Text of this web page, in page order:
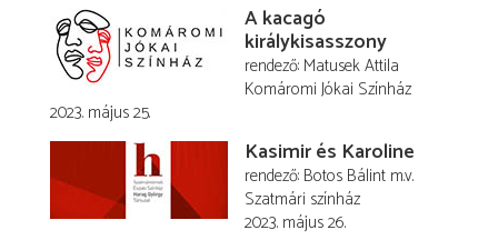
A kacagó
királykisasszony
rendező Matusek Attila
Komáromi Jókai Színház
2023. május 25.
Kasimir és Karoline
rendező Botos Bálint m.v.
Szatmári színház
2023. május 26.